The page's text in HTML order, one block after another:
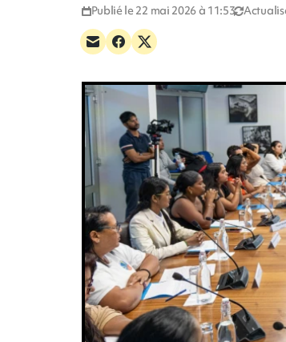
Publié le 22 mai 2026 à 11:53